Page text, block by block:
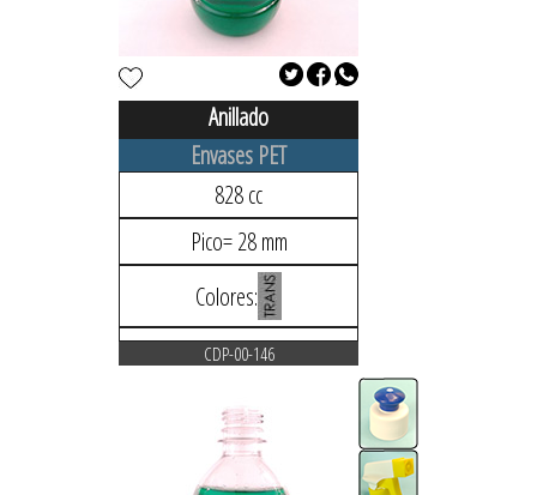
Anillado
Envases PET
828 cc
Pico= 28 mm
Colores:
CDP-00-146